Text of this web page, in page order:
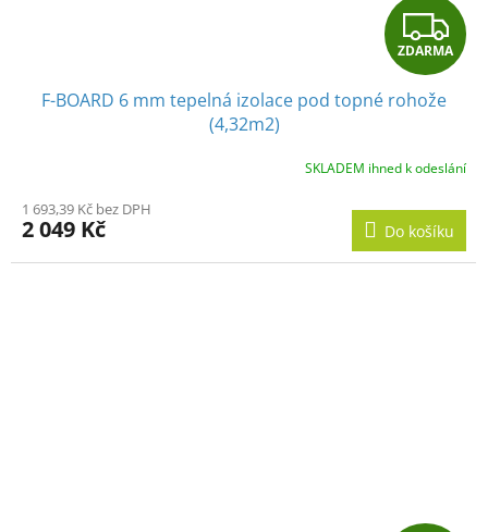
Z
D
R
M
A
ZDARMA
F-BOARD 6 mm tepelná izolace pod topné rohože
(4,32m2)
SKLADEM ihned k odeslání
1 693,39 Kč bez DPH
2 049 Kč Do košíku